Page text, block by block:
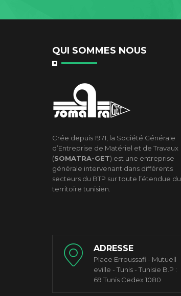
QUI SOMMES NOUS
Crée depuis 1971, la Société Générale
d’Entreprise de Matériel et de Travaux
(SOMATRA-GET) est une entreprise
générale intervenant dans différents
secteurs du BTP sur toute l’étendue du
territoire tunisien.
ADRESSE
Place Erroussafi - Mutuell
eville - Tunis - Tunisie B.P :
69 Tunis Cedex 1080